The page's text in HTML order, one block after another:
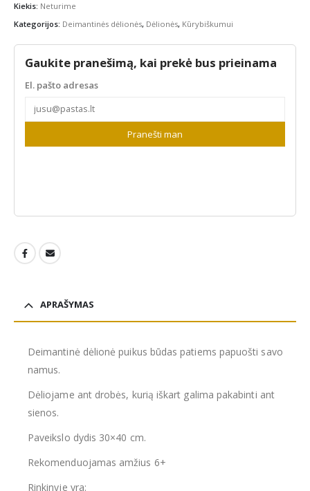
Kiekis: Neturime
Kategorijos: Deimantinės dėlionės, Dėlionės, Kūrybiškumui
Gaukite pranešimą, kai prekė bus prieinama
El. pašto adresas
Pranešti man
APRAŠYMAS
Deimantinė dėlionė puikus būdas patiems papuošti savo
namus.
Dėliojame ant drobės, kurią iškart galima pakabinti ant
sienos.
Paveikslo dydis 30×40 cm.
Rekomenduojamas amžius 6+
Rinkinyje yra: